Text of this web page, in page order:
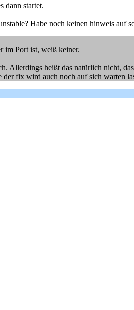
dann startet.
Habe noch keinen hinweis auf
im Port ist, weiß keiner.
Allerdings heißt das natürlich nicht,
fix wird auch noch auf sich warten